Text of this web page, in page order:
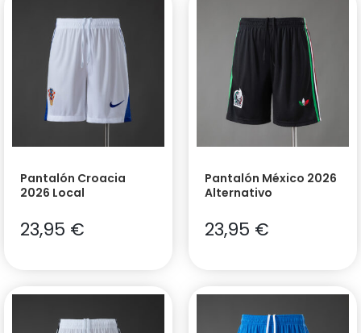
Pantalón Croacia
2026 Local
23,95 €
Pantalón México 2026
Alternativo
23,95 €